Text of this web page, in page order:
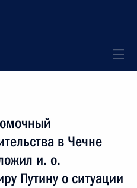
в Чечне
и. о.
Путину о ситуации